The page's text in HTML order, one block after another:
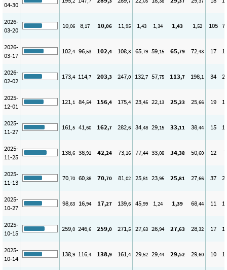
04-30
2026-
03-20
10,06 8,17 10,06 11,95 1,43 1,34 1,43 1,52 105
2026-
03-17
102,4 96,53 102,4 108,3 65,79 59,15 65,79 72,43 17
2026-
02-02
173,4 114,7 203,3 247,0 132,7 57,75 113,7 198,1 34
2025-
12-01
121,1 84,54 156,4 175,4 23,45 22,13 25,23 25,66 19
2025-
11-27
161,5 41,60 162,7 282,6 34,48 29,15 33,11 38,44 15
2025-
11-25
138,6 38,91 42,24 73,16 77,44 33,08 34,38 50,60 12 7
2025-
11-13
70,70 60,38 70,70 81,02 25,81 23,95 25,81 27,66 37
2025-
10-27
98,63 16,94 17,27 139,6 45,99 1,24 1,39 68,44 11
2025-
10-15
259,0 246,6 259,0 271,5 27,63 26,94 27,63 28,32 17
2025-
10-14
138,9 116,4 138,9 161,4 29,52 29,44 29,52 29,60 10